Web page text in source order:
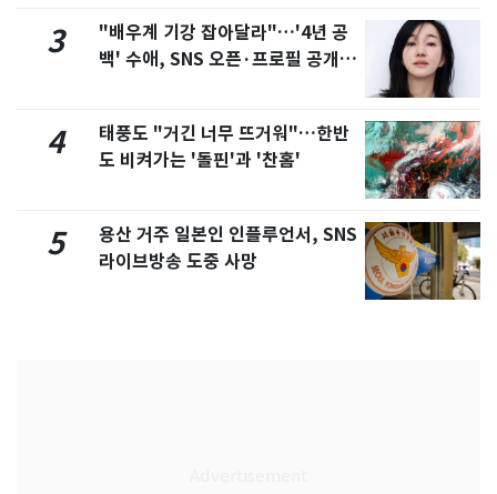
3
"배우계 기강 잡아달라"…'4년 공
백' 수애, SNS 오픈·프로필 공개
4
태풍도 "거긴 너무 뜨거워"…한반
도 비켜가는 '돌핀'과 '찬홈'
5
용산 거주 일본인 인플루언서, SNS
라이브방송 도중 사망